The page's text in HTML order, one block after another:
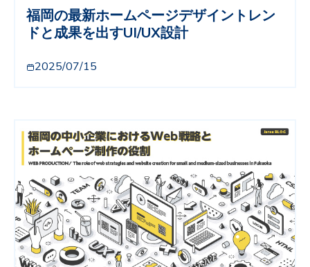
福岡の最新ホームページデザイントレン
ドと成果を出すUI/UX設計
2025/07/15